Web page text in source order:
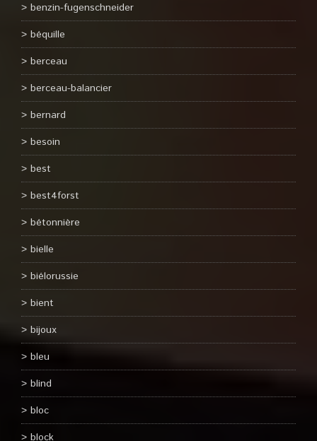
benzin-fugenschneider
béquille
berceau
berceau-balancier
bernard
besoin
best
best4forst
bétonnière
bielle
biélorussie
bient
bijoux
bleu
blind
bloc
block